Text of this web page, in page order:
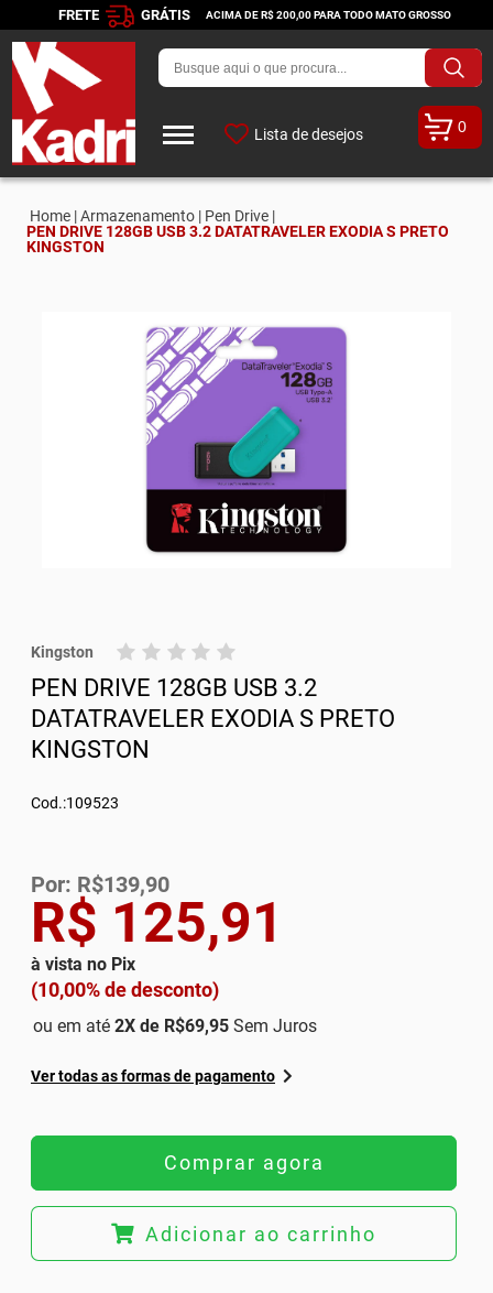
FRETE GRÁTIS ACIMA DE R$ 200,00 PARA TODO MATO GROSSO
Lista de desejos 0
Home |Armazenamento | Pen Drive |
PEN DRIVE 128GB USB 3.2 DATATRAVELER EXODIA S PRETO
KINGSTON
Kingston
PEN DRIVE 128GB USB 3.2
DATATRAVELER EXODIA S PRETO
KINGSTON
Cod.:109523
R$ 125,91
à vista no Pix
(10,00% de desconto)
Por: R$139,90
ou em até 2X de R$69,95 Sem Juros
Ver todas as formas de pagamento
Comprar agora
Adicionar ao carrinho